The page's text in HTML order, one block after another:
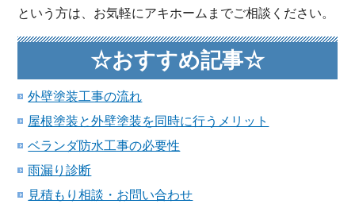
という方は、お気軽にアキホームまでご相談ください。
☆おすすめ記事☆
外壁塗装工事の流れ
屋根塗装と外壁塗装を同時に行うメリット
ベランダ防水工事の必要性
雨漏り診断
見積もり相談・お問い合わせ